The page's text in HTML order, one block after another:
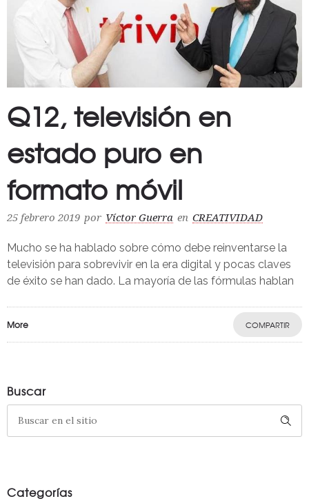
Q12, televisión en
estado puro en
formato móvil
25 febrero 2019 por Víctor Guerra en CREATIVIDAD
Mucho se ha hablado sobre cómo debe reinventarse la
televisión para sobrevivir en la era digital y pocas claves
de éxito se han dado. La mayoría de las fórmulas hablan
More COMPARTIR
Buscar
Categorías